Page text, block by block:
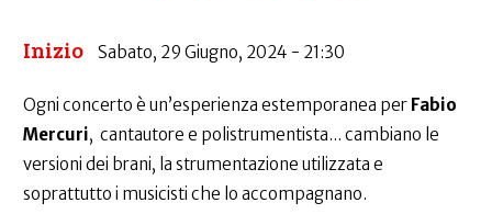
Inizio Sabato, 29 Giugno, 2024 - 21:30
Ogni concerto è un’esperienza estemporanea per Fabio
Mercuri, cantautore e polistrumentista... cambiano le
versioni dei brani, la strumentazione utilizzata e
soprattutto i musicisti che lo accompagnano.